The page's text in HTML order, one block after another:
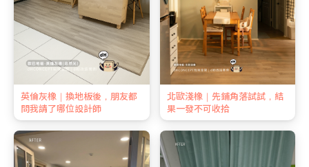
英倫灰橡｜換地板後，朋友都
問我請了哪位設計師
北歐淺橡｜先鋪角落試試，結
果一發不可收拾